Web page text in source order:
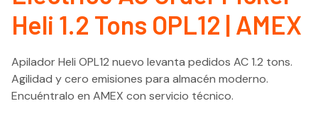
Heli 1.2 Tons OPL12 | AMEX
Apilador Heli OPL12 nuevo levanta pedidos AC 1.2 tons.
Agilidad y cero emisiones para almacén moderno.
Encuéntralo en AMEX con servicio técnico.